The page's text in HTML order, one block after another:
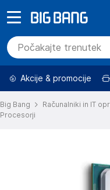
Akcije & promocije
Big Bang Računalniki in IT
Procesorji